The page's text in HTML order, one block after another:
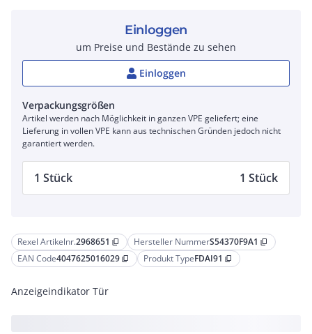
Rexel Artikelnr.2968651 content_copy Hersteller NummerS54370F9A1 content_copy
EAN Code4047625016029 content_copy Produkt TypeFDAI91 content_copy
Anzeigeindikator Tür
Einloggen
um Preise und Bestände zu sehen
Einloggen
Verpackungsgrößen
Artikel werden nach Möglichkeit in ganzen VPE geliefert; eine
Lieferung in vollen VPE kann aus technischen Gründen jedoch nicht
garantiert werden.
1 Stück 1 Stück